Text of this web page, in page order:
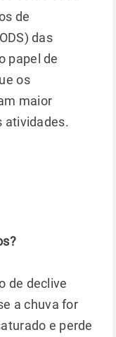
de
das
papel de
os
maior
atividades.
de declive
a chuva for
e perde